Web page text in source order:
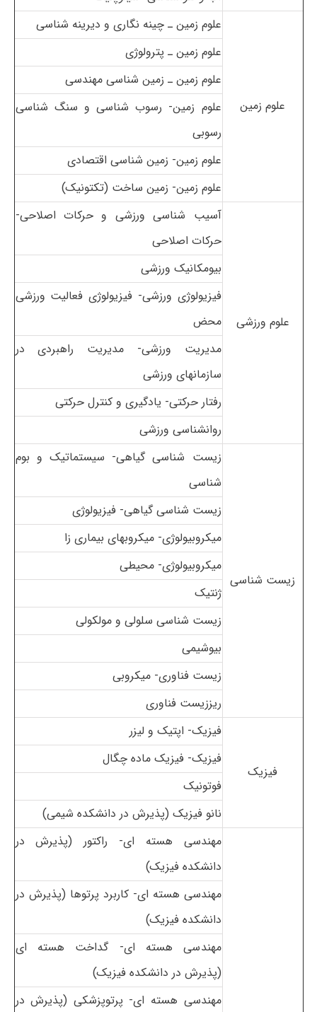
علوم زمین
علوم زمین ـ چینه نگاری و دیرینه شناسی
علوم زمین ـ پترولوژی
علوم زمین ـ زمین شناسی مهندسی
علوم زمین- رسوب شناسی و سنگ شناسی
رسوبی
علوم زمین- زمین شناسی اقتصادی
علوم زمین- زمین ساخت (تکتونیک)
علوم ورزشی
آسیب شناسی ورزشی و حرکات اصلاحی-
حرکات اصلاحی
بیومکانیک ورزشی
فیزیولوژی ورزشی- فیزیولوژی فعالیت ورزشی
محض
مدیریت ورزشی- مدیریت راهبردی در
سازمانهای ورزشی
رفتار حرکتی- یادگیری و کنترل حرکتی
روانشناسی ورزشی
زیست شناسی
زیست شناسی گیاهی- سیستماتیک و بوم
شناسی
زیست شناسی گیاهی- فیزیولوژی
میکروبیولوژی- میکروبهای بیماری زا
میکروبیولوژی- محیطی
ژنتیک
زیست شناسی سلولی و مولکولی
بیوشیمی
زیست فناوری- میکروبی
ریززیست فناوری
فیزیک
فیزیک- اپتیک و لیزر
فیزیک- فیزیک ماده چگال
فوتونیک
نانو فیزیک(پذیرش در دانشکده شیمی)
مهندسی هسته ای- راکتور (پذیرش در
دانشکده فیزیک)
مهندسی هسته ای- کاربرد پرتوها(پذیرش در
دانشکده فیزیک)
مهندسی هسته ای- گداخت هسته ای
(پذیرش در دانشکده فیزیک)
مهندسی هسته ای- پرتوپزشکی (پذیرش در